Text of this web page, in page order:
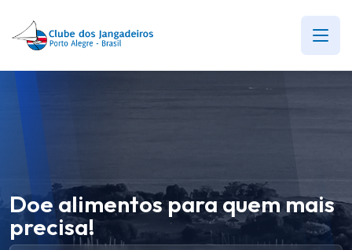
Doe alimentos para quem mais
precisa!